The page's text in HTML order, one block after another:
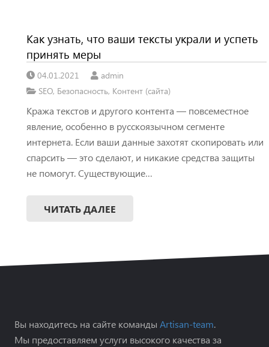
Как узнать, что ваши тексты украли и успеть
принять меры
04.01.2021
admin
SEO, Безопасность, Контент (сайта)
Кража текстов и другого контента — повсеместное
явление, особенно в русскоязычном сегменте
интернета. Если ваши данные захотят скопировать или
спарсить — это сделают, и никакие средства защиты
не помогут. Существующие…
ЧИТАТЬ ДАЛЕЕ
Вы находитесь на сайте команды Artisan-team.
Мы предоставляем услуги высокого качества за